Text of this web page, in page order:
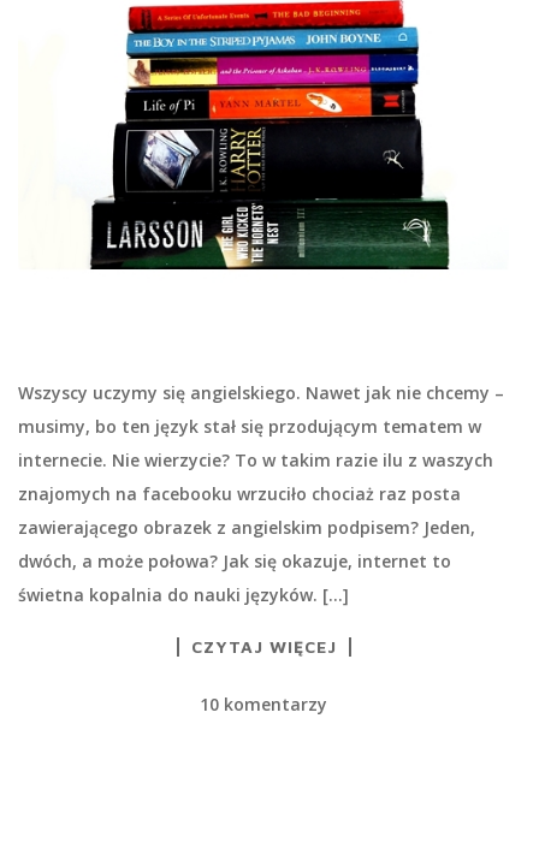
Wszyscy uczymy się angielskiego. Nawet jak nie chcemy –
musimy, bo ten język stał się przodującym tematem w
internecie. Nie wierzycie? To w takim razie ilu z waszych
znajomych na facebooku wrzuciło chociaż raz posta
zawierającego obrazek z angielskim podpisem? Jeden,
dwóch, a może połowa? Jak się okazuje, internet to
świetna kopalnia do nauki języków. […]
CZYTAJ WIĘCEJ
10 komentarzy